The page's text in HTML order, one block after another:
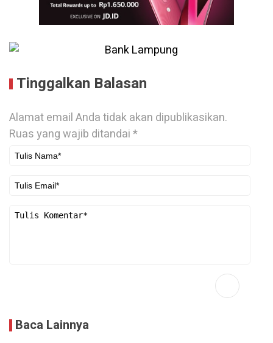
Tinggalkan Balasan
Alamat email Anda tidak akan dipublikasikan.
Ruas yang wajib ditandai*
Baca Lainnya